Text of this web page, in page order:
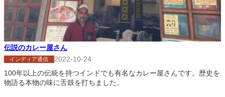
伝説のカレー屋さん
インディア通信
2022-10-24
100年以上の伝統を持つインドでも有名なカレー屋さんです。歴史を
物語る本物の味に舌鼓を打ちました。